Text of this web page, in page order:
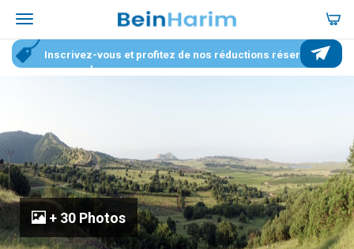
Inscrivez-vous et profitez de nos réductions réservées
aux membres
+ 30 Photos